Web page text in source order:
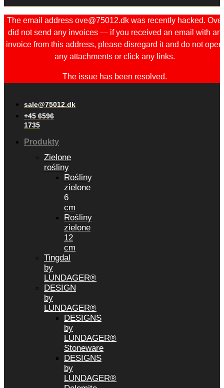
The email address ove@75012.dk was recently hacked. Ove
did not send any invoices — if you received an email with an
invoice from this address, please disregard it and do not open
any attachments or click any links.
The issue has been resolved.
sale@75012.dk
+45 6596
1735
Produkty
Zielone
rośliny
Rośliny
zielone
6
cm
Rośliny
zielone
12
cm
Tingdal
by
LUNDAGER®
DESIGN
by
LUNDAGER®
DESIGNS
by
LUNDAGER®
Stoneware
DESIGNS
by
LUNDAGER®